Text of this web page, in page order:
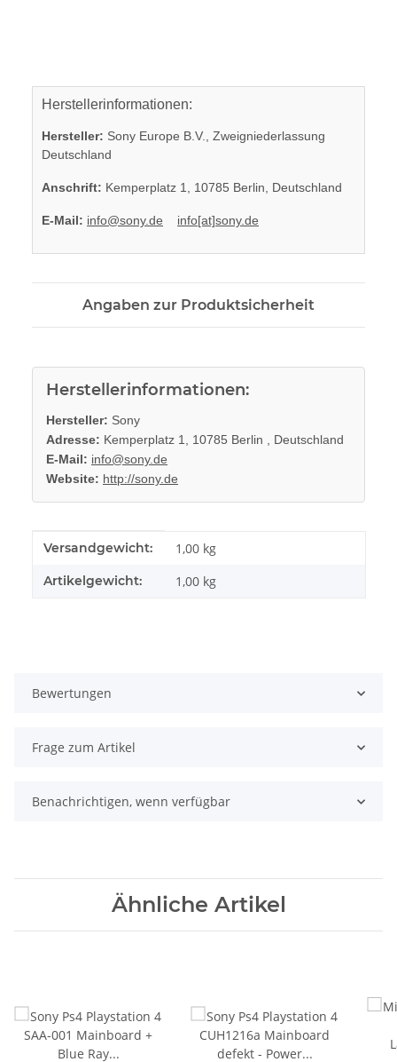
Herstellerinformationen:
Hersteller: Sony Europe B.V., Zweigniederlassung
Deutschland
Anschrift: Kemperplatz 1, 10785 Berlin, Deutschland
E-Mail: info@sony.de info[at]sony.de
Angaben zur Produktsicherheit
Herstellerinformationen:
Hersteller: Sony
Adresse: Kemperplatz 1, 10785 Berlin , Deutschland
E-Mail: info@sony.de
Website: http://sony.de
Produkteigenschaft
Wert
Versandgewicht: 1,00 kg
Artikelgewicht: 1,00 kg
Bewertungen
Frage zum Artikel
Benachrichtigen, wenn verfügbar
Ähnliche Artikel